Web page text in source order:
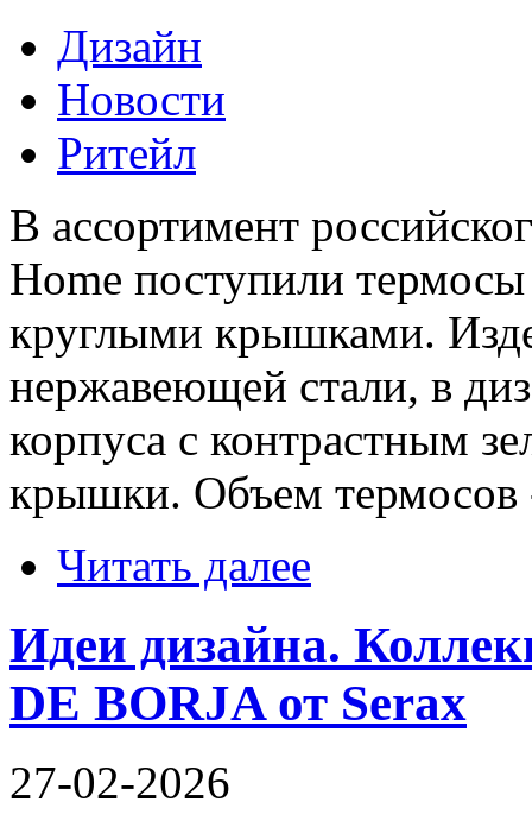
Дизайн
Новости
Ритейл
В ассортимент
Home поступили
круглыми крышками.
нержавеющей стали, в
корпуса с контрастным
крышки. Объем термосов
Читать далее
Идеи дизайна.
DE BORJA от Serax
27-02-2026